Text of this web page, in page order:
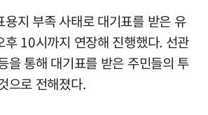
용지 부족 사태로 대기표를 받은 유
후 10시까지 연장해 진행했다. 선관
을 통해 대기표를 받은 주민들의 투
으로 전해졌다.